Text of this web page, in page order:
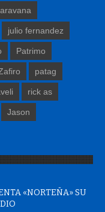
julio fernandez
Patrimo
patag
rick as
Jason
«NORTEÑA» SU